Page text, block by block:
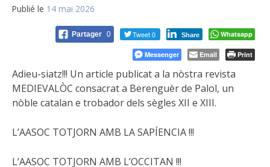
Publié le 14 mai 2026
Partager 0 Tweet 0 Share Whatsapp
Messenger Email Print
Adieu-siatz!!! Un article publicat a la nòstra revista
MEDIEVALÒC consacrat a Berenguèr de Palol, un
nòble catalan e trobador dels sègles XII e XIII.
L’AASOC TOTJORN AMB LA SAPÍENCIA !!!
L’AASOC TOTJORN AMB L’OCCITAN !!!